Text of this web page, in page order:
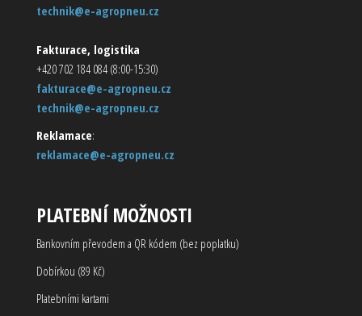
technik@e-agropneu.cz
Fakturace, logistika
+420 702 184 084 (8:00-15:30)
fakturace@e-agropneu.cz
technik@e-agropneu.cz
Reklamace:
reklamace@e-agropneu.cz
PLATEBNÍ MOŽNOSTI
Bankovním převodem a QR kódem (bez poplatku)
Dobírkou (89 Kč)
Platebními kartami